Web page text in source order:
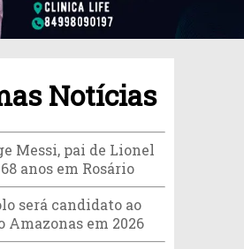
Notícias
Messi, pai de Lionel
anos em Rosário
será candidato ao
Amazonas em 2026